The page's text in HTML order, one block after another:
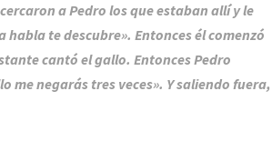
a Pedro los que estaban allí y le
te descubre». Entonces él comenzó
cantó el gallo. Entonces Pedro
me negarás tres veces». Y saliendo fuera,